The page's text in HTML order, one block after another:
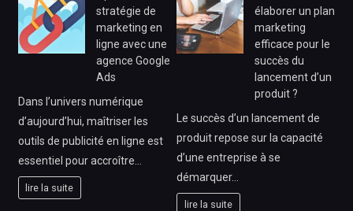
stratégie de
marketing en
ligne avec une
agence Google
Ads
Dans l’univers numérique
d’aujourd’hui, maîtriser les
outils de publicité en ligne est
essentiel pour accroître…
lire la suite
élaborer un plan
marketing
efficace pour le
succès du
lancement d’un
produit ?
Le succès d’un lancement de
produit repose sur la capacité
d’une entreprise à se
démarquer…
lire la suite